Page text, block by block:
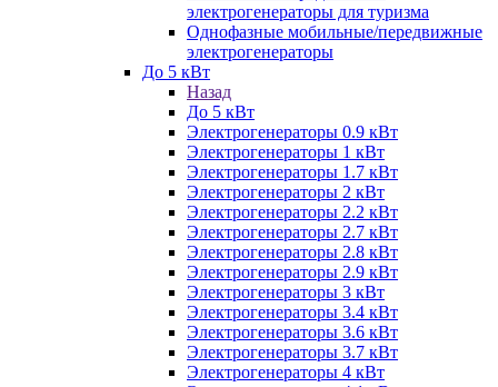
электрогенераторы для туризма
Однофазные мобильные/передвижные
электрогенераторы
До 5 кВт
Назад
До 5 кВт
Электрогенераторы 0.9 кВт
Электрогенераторы 1 кВт
Электрогенераторы 1.7 кВт
Электрогенераторы 2 кВт
Электрогенераторы 2.2 кВт
Электрогенераторы 2.7 кВт
Электрогенераторы 2.8 кВт
Электрогенераторы 2.9 кВт
Электрогенераторы 3 кВт
Электрогенераторы 3.4 кВт
Электрогенераторы 3.6 кВт
Электрогенераторы 3.7 кВт
Электрогенераторы 4 кВт